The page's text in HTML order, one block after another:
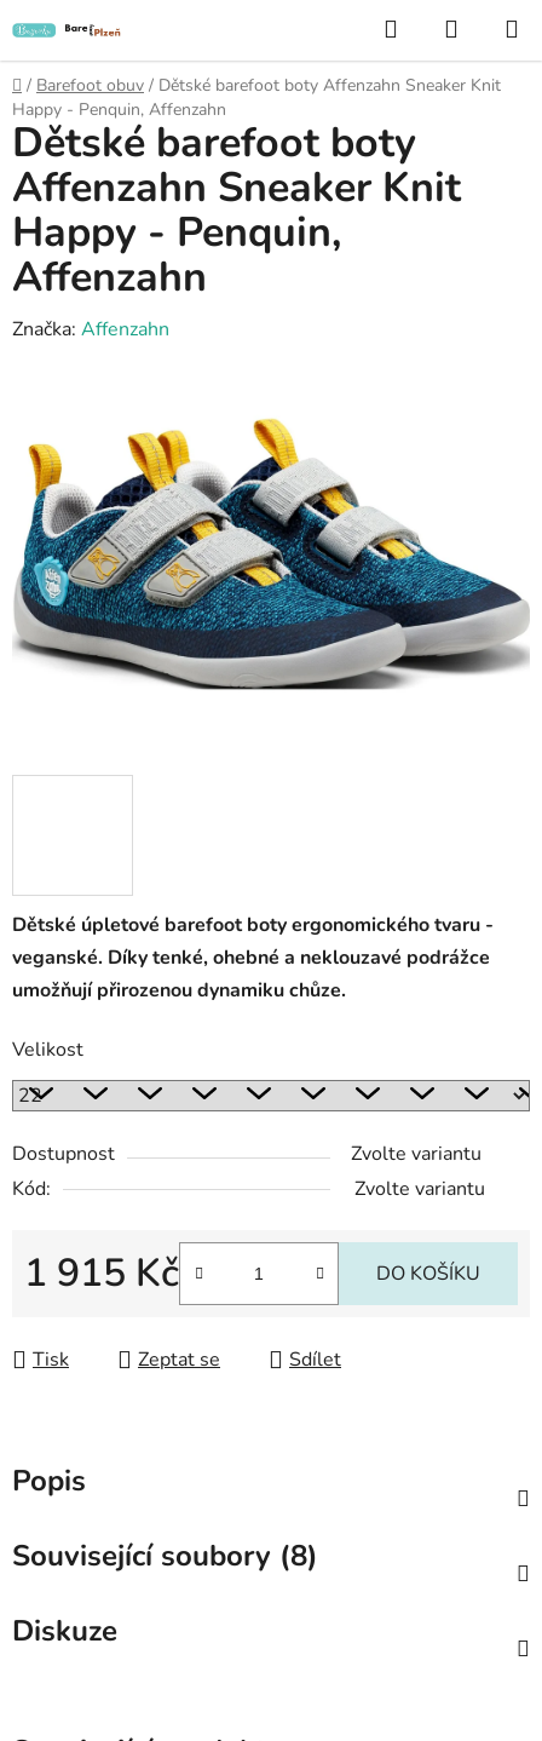
na
obsah
Hledat
KOŠÍK
Domů
/ Barefoot obuv / Dětské barefoot boty Affenzahn Sneaker Knit
Happy - Penquin, Affenzahn
Dětské úpletové barefoot boty ergonomického tvaru -
veganské. Díky tenké, ohebné a neklouzavé podrážce
umožňují přirozenou dynamiku chůze.
Velikost
Dostupnost
Zvolte variantu
Kód:
Zvolte variantu
1 915 Kč DO KOŠÍKU
Tisk Zeptat se Sdílet
Dětské barefoot boty
Affenzahn Sneaker Knit
Happy - Penquin,
Affenzahn
Značka: Affenzahn
Popis
Související soubory (8)
Diskuze